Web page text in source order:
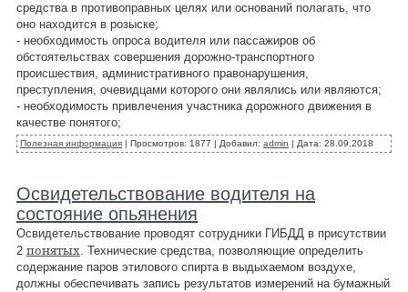
средства в противоправных целях или оснований полагать, что
оно находится в розыске;
- необходимость опроса водителя или пассажиров об
обстоятельствах совершения дорожно-транспортного
происшествия, административного правонарушения,
преступления, очевидцами которого они являлись или являются;
- необходимость привлечения участника дорожного движения в
качестве понятого;
Полезная информация Просмотров: 1877 Добавил: admin Дата: 28.09.2018
Освидетельствование водителя на
состояние опьянения
Освидетельствование проводят сотрудники ГИБДД в присутствии
2 понятых. Технические средства, позволяющие определить
содержание паров этилового спирта в выдыхаемом воздухе,
должны обеспечивать запись результатов измерений на бумажный